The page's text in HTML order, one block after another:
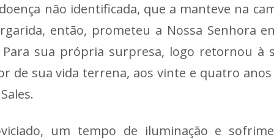
não identificada, que a manteve na
então, prometeu a Nossa Senhora
sua própria surpresa, logo retornou à
de sua vida terrena, aos vinte e quatro
um tempo de iluminação e